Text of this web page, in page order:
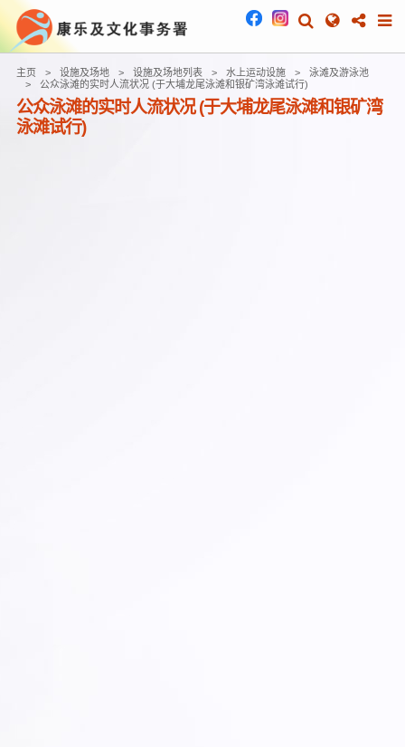
主页 设施及场地 设施及场地列表 水上运动设施
泳滩及游泳池
公众泳滩的实时人流状况 (于大埔龙尾泳滩和银矿湾泳滩试行)
公众泳滩的实时人流状况 (于大埔龙尾泳滩和银矿湾
泳滩试行)